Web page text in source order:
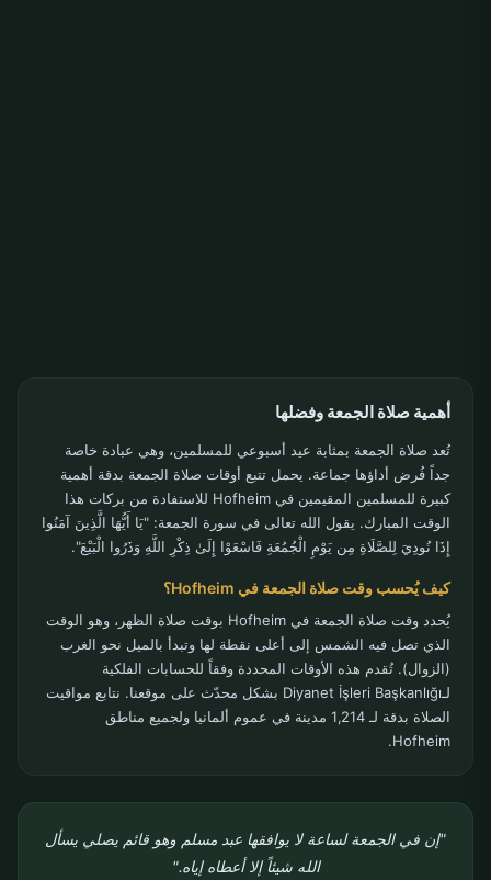
أهمية صلاة الجمعة وفضلها
تُعد صلاة الجمعة بمثابة عيد أسبوعي للمسلمين، وهي عبادة خاصة
جداً فُرض أداؤها جماعة. يحمل تتبع أوقات صلاة الجمعة بدقة أهمية
كبيرة للمسلمين المقيمين في Hofheim للاستفادة من بركات هذا
الوقت المبارك. يقول الله تعالى في سورة الجمعة: "يَا أَيُّهَا الَّذِينَ آمَنُوا
إِذَا نُودِيَ لِلصَّلَاةِ مِن يَوْمِ الْجُمُعَةِ فَاسْعَوْا إِلَىٰ ذِكْرِ اللَّهِ وَذَرُوا الْبَيْعَ".
كيف يُحسب وقت صلاة الجمعة في Hofheim؟
يُحدد وقت صلاة الجمعة في Hofheim بوقت صلاة الظهر، وهو الوقت
الذي تصل فيه الشمس إلى أعلى نقطة لها وتبدأ بالميل نحو الغرب
(الزوال). تُقدم هذه الأوقات المحددة وفقاً للحسابات الفلكية
لـDiyanet İşleri Başkanlığı بشكل محدّث على موقعنا. نتابع مواقيت
الصلاة بدقة لـ 1,214 مدينة في عموم ألمانيا ولجميع مناطق
Hofheim.
"إن في الجمعة لساعة لا يوافقها عبد مسلم وهو قائم يصلي يسأل
الله شيئاً إلا أعطاه إياه."